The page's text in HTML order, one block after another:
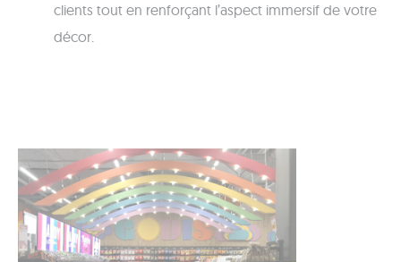
clients tout en renforçant l’aspect immersif de votre
décor.